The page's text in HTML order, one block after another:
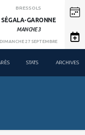
BRESSOLS
SÉGALA-GARONNE
MANCHE 3
DIMANCHE 27 SEPTEMBRE
STATS ARCHIVES